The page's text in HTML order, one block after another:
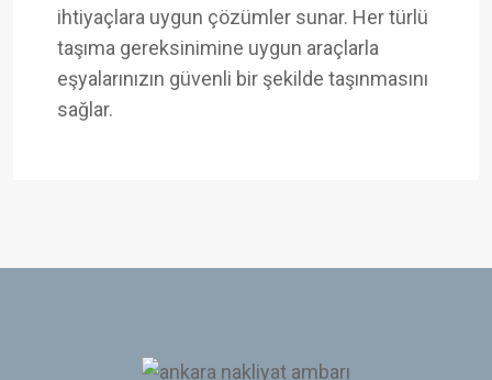
ihtiyaçlara uygun çözümler sunar. Her türlü
taşıma gereksinimine uygun araçlarla
eşyalarınızın güvenli bir şekilde taşınmasını
sağlar.